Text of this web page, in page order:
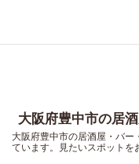
大阪府豊中市の居
大阪府豊中市の居酒屋・バー
ています。見たいスポットを